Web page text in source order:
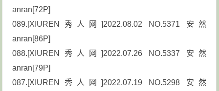
anran[72P]
089.[XIUREN秀人网]2022.08.02 NO.5371 安然
anran[86P]
088.[XIUREN秀人网]2022.07.26 NO.5337 安然
anran[79P]
087.[XIUREN秀人网]2022.07.19 NO.5298 安然